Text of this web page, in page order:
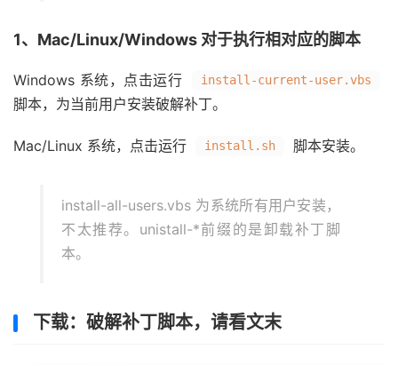
1、Mac/Linux/Windows 对于执行相对应的脚本
Windows 系统，点击运行 install-current-user.vbs
脚本，为当前用户安装破解补丁。
Mac/Linux 系统，点击运行 install.sh 脚本安装。
install-all-users.vbs 为系统所有用户安装，
不太推荐。unistall-*前缀的是卸载补丁脚
本。
下载：破解补丁脚本，请看文末